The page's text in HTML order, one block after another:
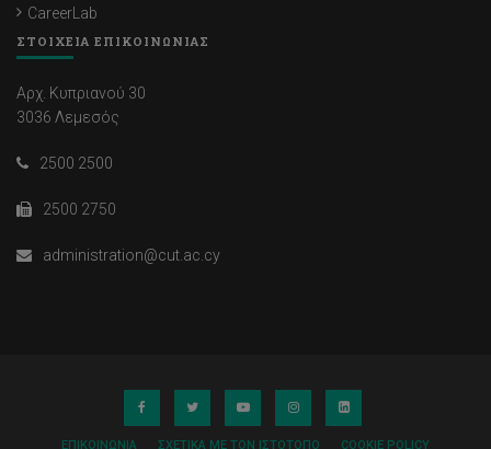
CareerLab
ΣΤΟΙΧΕΙΑ ΕΠΙΚΟΙΝΩΝΙΑΣ
Αρχ. Κυπριανού 30
3036 Λεμεσός
2500 2500
2500 2750
administration@cut.ac.cy
ΕΠΙΚΟΙΝΩΝΊΑ ΣΧΕΤΙΚΆ ΜΕ ΤΟΝ ΙΣΤΌΤΟΠΟ COOKIE POLICY